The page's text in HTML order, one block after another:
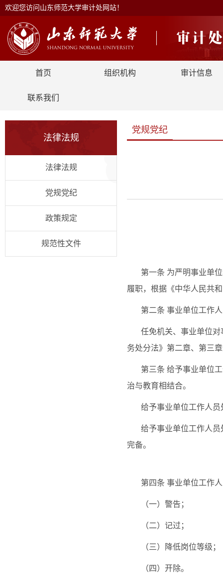
欢迎您访问山东师范大学审计处网站！
首页 组织机构 审计信息
联系我们
法律法规
法律法规
党规党纪
政策规定
规范性文件
党规党纪
第一条 为严明事业单
履职，根据《中华人民共
第二条 事业单位工作
任免机关、事业单位
务处分法》第二章、第三
第三条 给予事业单位
治与教育相结合。
给予事业单位工作人
给予事业单位工作人
完备。
第四条 事业单位工作
（一）警告；
（二）记过；
（三）降低岗位等级；
（四）开除。